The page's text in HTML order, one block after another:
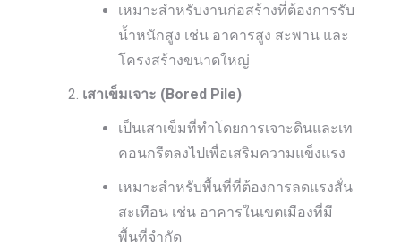
เหมาะสำหรับงานก่อสร้างที่ต้องการรับ
น้ำหนักสูง เช่น อาคารสูง สะพาน และ
โครงสร้างขนาดใหญ่
เสาเข็มเจาะ (Bored Pile)
เป็นเสาเข็มที่ทำโดยการเจาะดินและเท
คอนกรีตลงไปเพื่อเสริมความแข็งแรง
เหมาะสำหรับพื้นที่ที่ต้องการลดแรงสั่น
สะเทือน เช่น อาคารในเขตเมืองที่มี
พื้นที่จำกัด